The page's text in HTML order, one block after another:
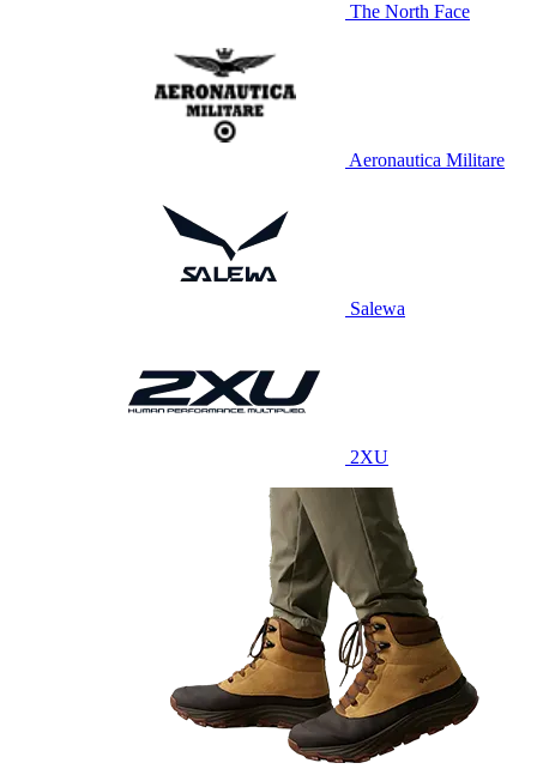
The North Face
Aeronautica Militare
Salewa
2XU